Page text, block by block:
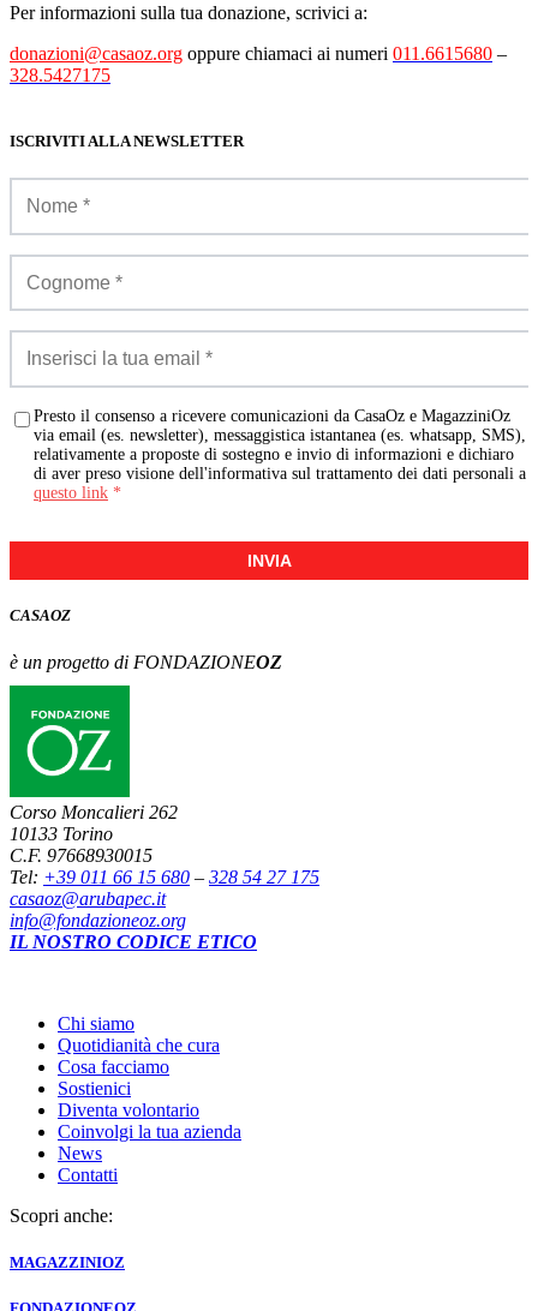
Per informazioni sulla tua donazione, scrivici a:
donazioni@casaoz.org oppure chiamaci ai numeri 011.6615680 –
328.5427175
ISCRIVITI ALLA NEWSLETTER
Presto il consenso a ricevere comunicazioni da CasaOz e MagazziniOz
via email (es. newsletter), messaggistica istantanea (es. whatsapp, SMS),
relativamente a proposte di sostegno e invio di informazioni e dichiaro
di aver preso visione dell'informativa sul trattamento dei dati personali a
questo link *
INVIA
CASAOZ
è un progetto di FONDAZIONEOZ
Corso Moncalieri 262
10133 Torino
C.F. 97668930015
Tel: +39 011 66 15 680 – 328 54 27 175
casaoz@arubapec.it
info@fondazioneoz.org
IL NOSTRO CODICE ETICO
Chi siamo
Quotidianità che cura
Cosa facciamo
Sostienici
Diventa volontario
Coinvolgi la tua azienda
News
Contatti
Scopri anche:
MAGAZZINIOZ